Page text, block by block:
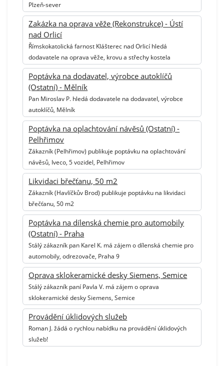
Plzeň-sever
Zakázka na oprava věže (Rekonstrukce) - Ústí
nad Orlicí
Římskokatolická farnost Klášterec nad Orlicí hledá
dodavatele na oprava věže, krovu a střechy kostela
Poptávka na dodavatel, výrobce autoklíčů
(Ostatní) - Mělník
Pan Miroslav P. hledá dodavatele na dodavatel, výrobce
autoklíčů, Mělník
Poptávka na oplachtování návěsů (Ostatní) -
Pelhřimov
Zákazník (Pelhřimov) publikuje poptávku na oplachtování
návěsů, Iveco, 5 vozidel, Pelhřimov
Likvidaci břečťanu, 50 m2
Zákazník (Havlíčkův Brod) publikuje poptávku na likvidaci
břečťanu, 50 m2
Poptávka na dílenská chemie pro automobily
(Ostatní) - Praha
Stálý zákazník pan Karel K. má zájem o dílenská chemie pro
automobily, odrezovače, Praha 9
Oprava sklokeramické desky Siemens, Semice
Stálý zákazník paní Pavla V. má zájem o oprava
sklokeramické desky Siemens, Semice
Provádění úklidových služeb
Roman J. žádá o rychlou nabídku na provádění úklidových
služeb!